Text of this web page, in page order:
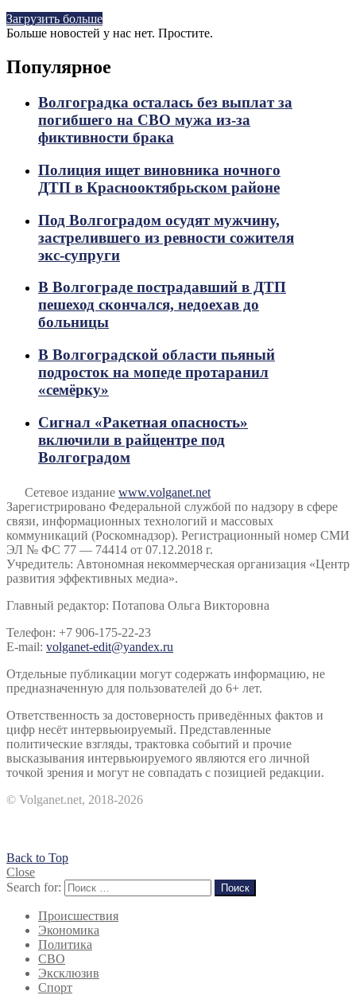
Загрузить больше
Больше новостей у нас нет. Простите.
Популярное
Волгоградка осталась без выплат за
погибшего на СВО мужа из-за
фиктивности брака
Полиция ищет виновника ночного
ДТП в Краснооктябрьском районе
Под Волгоградом осудят мужчину,
застрелившего из ревности сожителя
экс-супруги
В Волгограде пострадавший в ДТП
пешеход скончался, недоехав до
больницы
В Волгоградской области пьяный
подросток на мопеде протаранил
«семёрку»
Сигнал «Ракетная опасность»
включили в райцентре под
Волгоградом
Сетевое издание www.volganet.net
Зарегистрировано Федеральной службой по надзору в сфере
связи, информационных технологий и массовых
коммуникаций (Роскомнадзор). Регистрационный номер СМИ
ЭЛ № ФС 77 — 74414 от 07.12.2018 г.
Учредитель: Автономная некоммерческая организация «Центр
развития эффективных медиа».
Главный редактор: Потапова Ольга Викторовна
Телефон: +7 906-175-22-23
E-mail: volganet-edit@yandex.ru
Отдельные публикации могут содержать информацию, не
предназначенную для пользователей до 6+ лет.
Ответственность за достоверность приведённых фактов и
цифр несёт интервьюируемый. Представленные
политические взгляды, трактовка событий и прочие
высказывания интервьюируемого являются его личной
точкой зрения и могут не совпадать с позицией редакции.
© Volganet.net, 2018-2026
Back to Top
Close
Search for:
Поиск
Происшествия
Экономика
Политика
СВО
Эксклюзив
Спорт